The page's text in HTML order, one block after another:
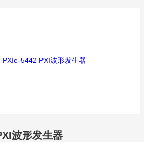
波形发生器